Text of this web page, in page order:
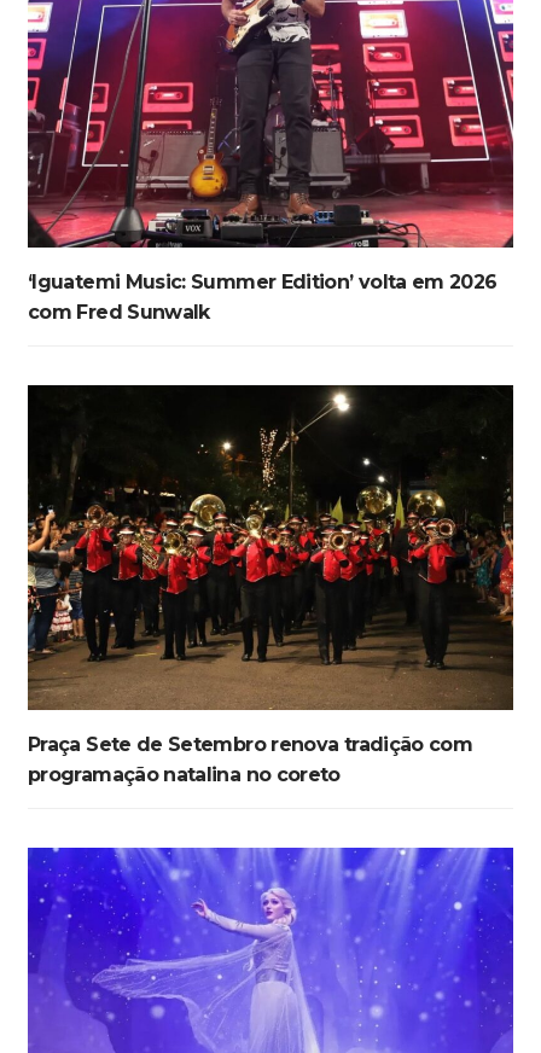
‘Iguatemi Music: Summer Edition’ volta em 2026
com Fred Sunwalk
Praça Sete de Setembro renova tradição com
programação natalina no coreto